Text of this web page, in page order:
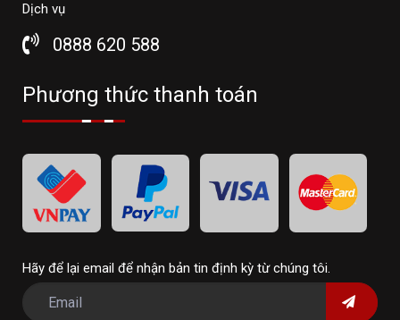
Dịch vụ
0888 620 588
Phương thức thanh toán
Hãy để lại email để nhận bản tin định kỳ từ chúng tôi.